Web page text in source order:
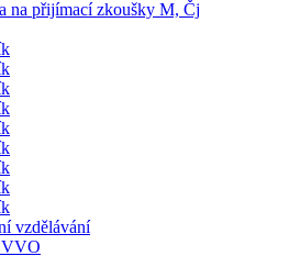
na přijímací zkoušky M, Čj
vzdělávání